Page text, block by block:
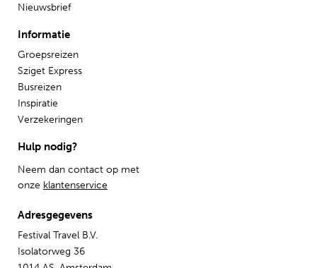
Nieuwsbrief
Informatie
Groepsreizen
Sziget Express
Busreizen
Inspiratie
Verzekeringen
Hulp nodig?
Neem dan contact op met
onze klantenservice
Adresgegevens
Festival Travel B.V.
Isolatorweg 36